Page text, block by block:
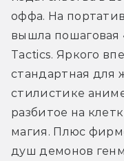
оффа. На
вышла пошаговая
Tactics. Яркого
стандартная для
стилистике
разбитое на
магия. Плюс
душ демонов